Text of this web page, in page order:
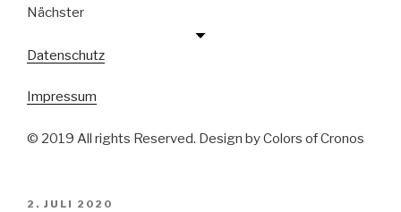
Nächster
Datenschutz
Impressum
© 2019 All rights Reserved. Design by Colors of Cronos
VERÖFFENTLICHT
2. JULI 2020